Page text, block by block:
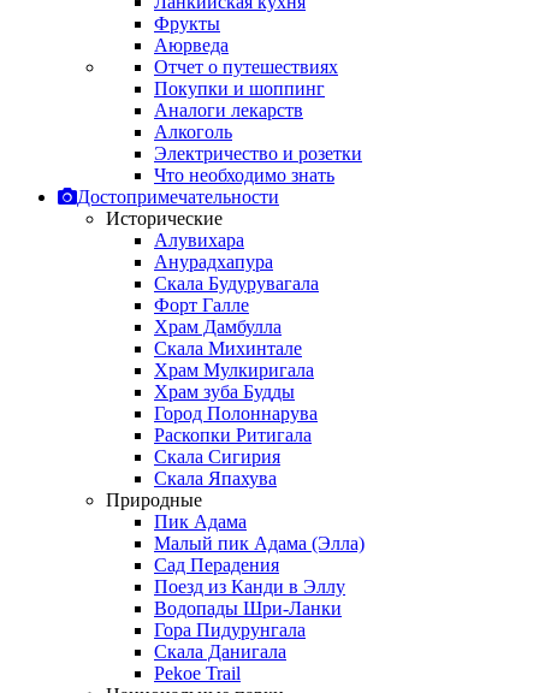
Фрукты
Аюрведа
Отчет о путешествиях
Покупки и шоппинг
Аналоги лекарств
Алкоголь
Электричество и розетки
Что необходимо знать
Достопримечательности
Исторические
Алувихара
Анурадхапура
Скала Будурувагала
Форт Галле
Храм Дамбулла
Скала Михинтале
Храм Мулкиригала
Храм зуба Будды
Город Полоннарува
Раскопки Ритигала
Скала Сигирия
Скала Япахува
Природные
Пик Адама
Малый пик Адама (Элла)
Сад Перадения
Поезд из Канди в Эллу
Водопады Шри-Ланки
Гора Пидурунгала
Скала Данигала
Pekoe Trail